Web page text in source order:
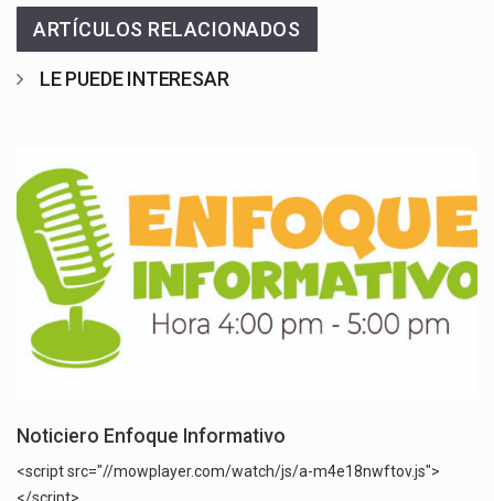
ARTÍCULOS RELACIONADOS
LE PUEDE INTERESAR
Noticiero Enfoque Informativo
<script src="//mowplayer.com/watch/js/a-m4e18nwftov.js">